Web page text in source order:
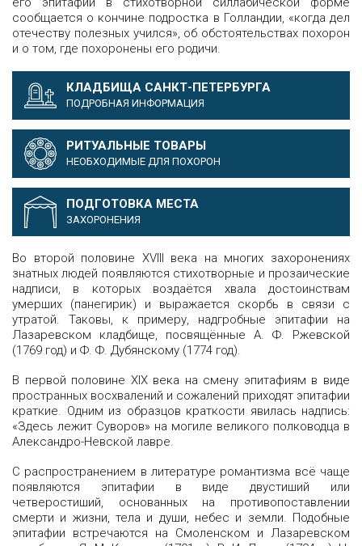
сообщается о кончине подростка в Голландии, «когда дел
отечеству полезных учился», об обстоятельствах похорон
и о том, где похоронены его родичи.
КЛАДБИЩА САНКТ-ПЕТЕРБУРГА
ПОДРОБНАЯ ИНФОРМАЦИЯ
РИТУАЛЬНЫЕ ТОВАРЫ
НЕОБХОДИМЫЕ ДЛЯ ПОХОРОН
ПОДГОТОВКА МЕСТА
ЗАХОРОНЕНИЯ
Во второй половине XVIII века на многих захоронениях
знатных людей появляются стихотворные и прозаические
надписи, в которых воздаётся хвала достоинствам
умерших (панегирик) и выражается скорбь в связи с
утратой. Таковы, к примеру, надгробные эпитафии на
Лазаревском кладбище, посвящённые А. Ф. Ржевской
(1769 год) и Ф. Ф. Дубянскому (1774 год).
В первой половине XIX века на смену эпитафиям в виде
пространных восхвалений и сожалений приходят эпитафии
краткие. Одним из образцов краткости явилась надпись:
«Здесь лежит Суворов» на могиле великого полководца в
Александро-Невской лавре.
С распространением в литературе романтизма всё чаще
появляются эпитафии в виде двустиший или
четверостиший, основанных на противопоставлении
смерти и жизни, тела и души, небес и земли. Подобные
эпитафии встречаются на Смоленском и Лазаревском